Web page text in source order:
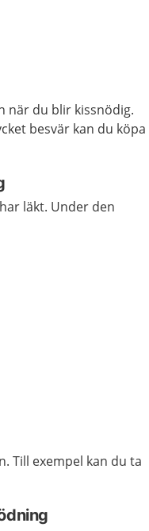
när du blir kissnödig.
besvär kan du köpa
läkt. Under den
Till exempel kan du ta